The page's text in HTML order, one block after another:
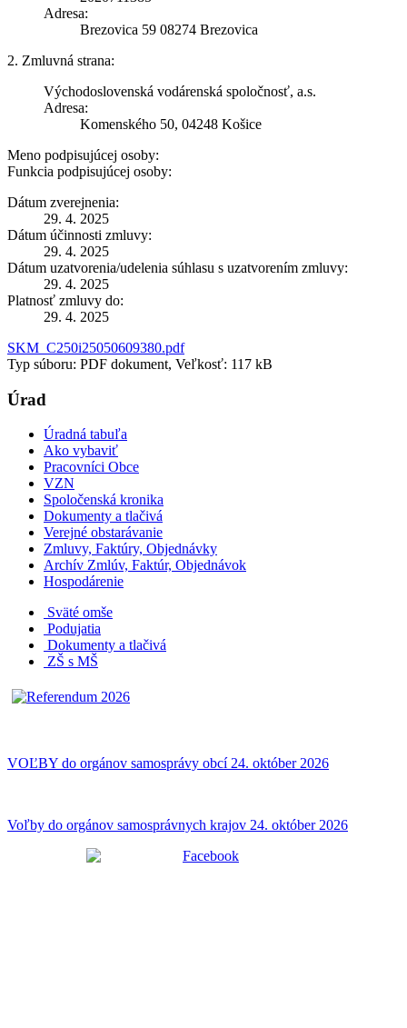
Adresa:
Brezovica 59 08274 Brezovica
2. Zmluvná strana:
Východoslovenská vodárenská spoločnosť, a.s.
Adresa:
Komenského 50, 04248 Košice
Meno podpisujúcej osoby:
Funkcia podpisujúcej osoby:
Dátum zverejnenia:
29. 4. 2025
Dátum účinnosti zmluvy:
29. 4. 2025
Dátum uzatvorenia/udelenia súhlasu s uzatvorením zmluvy:
29. 4. 2025
Platnosť zmluvy do:
29. 4. 2025
SKM_C250i25050609380.pdf
Typ súboru: PDF dokument, Veľkosť: 117 kB
Úrad
Úradná tabuľa
Ako vybaviť
Pracovníci Obce
VZN
Spoločenská kronika
Dokumenty a tlačivá
Verejné obstarávanie
Zmluvy, Faktúry, Objednávky
Archív Zmlúv, Faktúr, Objednávok
Hospodárenie
Sväté omše
Podujatia
Dokumenty a tlačivá
ZŠ s MŠ
VOĽBY do orgánov samosprávy obcí 24. október 2026
Voľby do orgánov samosprávnych krajov 24. október 2026